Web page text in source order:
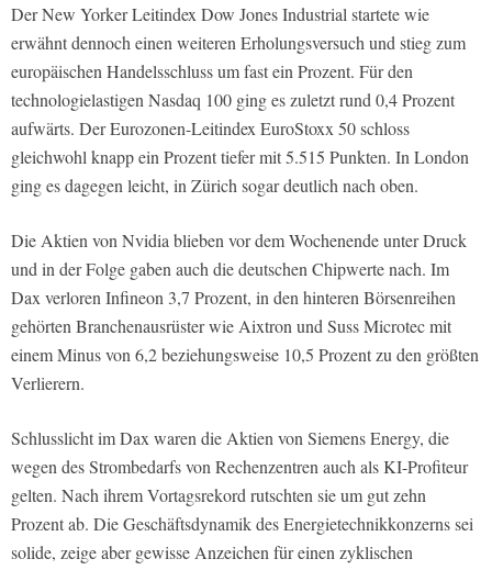
Der New Yorker Leitindex Dow Jones Industrial startete wie
erwähnt dennoch einen weiteren Erholungsversuch und stieg zum
europäischen Handelsschluss um fast ein Prozent. Für den
technologielastigen Nasdaq 100 ging es zuletzt rund 0,4 Prozent
aufwärts. Der Eurozonen-Leitindex EuroStoxx 50 schloss
gleichwohl knapp ein Prozent tiefer mit 5.515 Punkten. In London
ging es dagegen leicht, in Zürich sogar deutlich nach oben.
Die Aktien von Nvidia blieben vor dem Wochenende unter Druck
und in der Folge gaben auch die deutschen Chipwerte nach. Im
Dax verloren Infineon 3,7 Prozent, in den hinteren Börsenreihen
gehörten Branchenausrüster wie Aixtron und Suss Microtec mit
einem Minus von 6,2 beziehungsweise 10,5 Prozent zu den größten
Verlierern.
Schlusslicht im Dax waren die Aktien von Siemens Energy, die
wegen des Strombedarfs von Rechenzentren auch als KI-Profiteur
gelten. Nach ihrem Vortagsrekord rutschten sie um gut zehn
Prozent ab. Die Geschäftsdynamik des Energietechnikkonzerns sei
solide, zeige aber gewisse Anzeichen für einen zyklischen